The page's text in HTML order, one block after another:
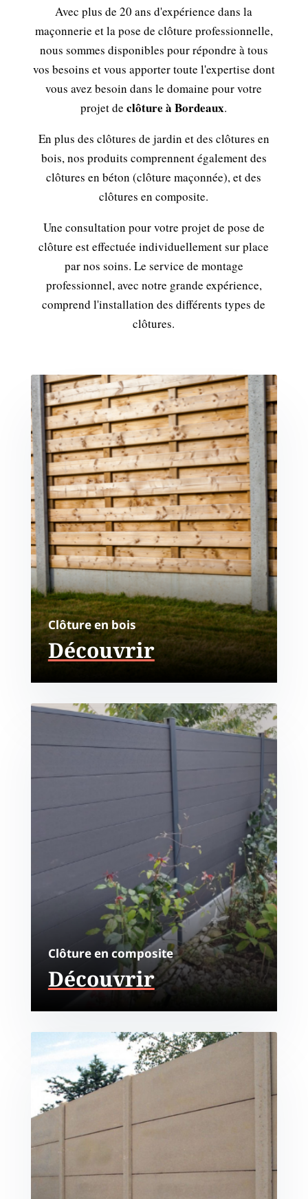
Avec plus de 20 ans d'expérience dans la
maçonnerie et la pose de clôture professionnelle,
nous sommes disponibles pour répondre à tous
vos besoins et vous apporter toute l'expertise dont
vous avez besoin dans le domaine pour votre
projet declôture à Bordeaux.
En plus des clôtures de jardin et des clôtures en
bois, nos produits comprennent également des
clôtures en béton (clôture maçonnée), et des
clôtures en composite.
Une consultation pour votre projet de pose de
clôture est effectuée individuellement sur place
par nos soins. Le service de montage
professionnel, avec notre grande expérience,
comprend l'installation des différents types de
clôtures.
Clôture en bois
Découvrir
Clôture en composite
Découvrir